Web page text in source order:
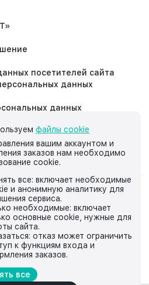
посетителей сайта
данных
данных
данных третьим
то, что данный интернет-сайт,
и ценах,
исключительно
ни при каких условиях не
определяемой положениями
Российской Федерации.
копирование с сайта возможно
файлы cookie
вашим аккаунтом и
заказов нам необходимо
cookie.
все: включает необходимые
и анонимную аналитику для
сервиса.
необходимые: включает
основные cookie, нужные для
сайта.
отказ может ограничить
к функциям входа и
заказов.
все